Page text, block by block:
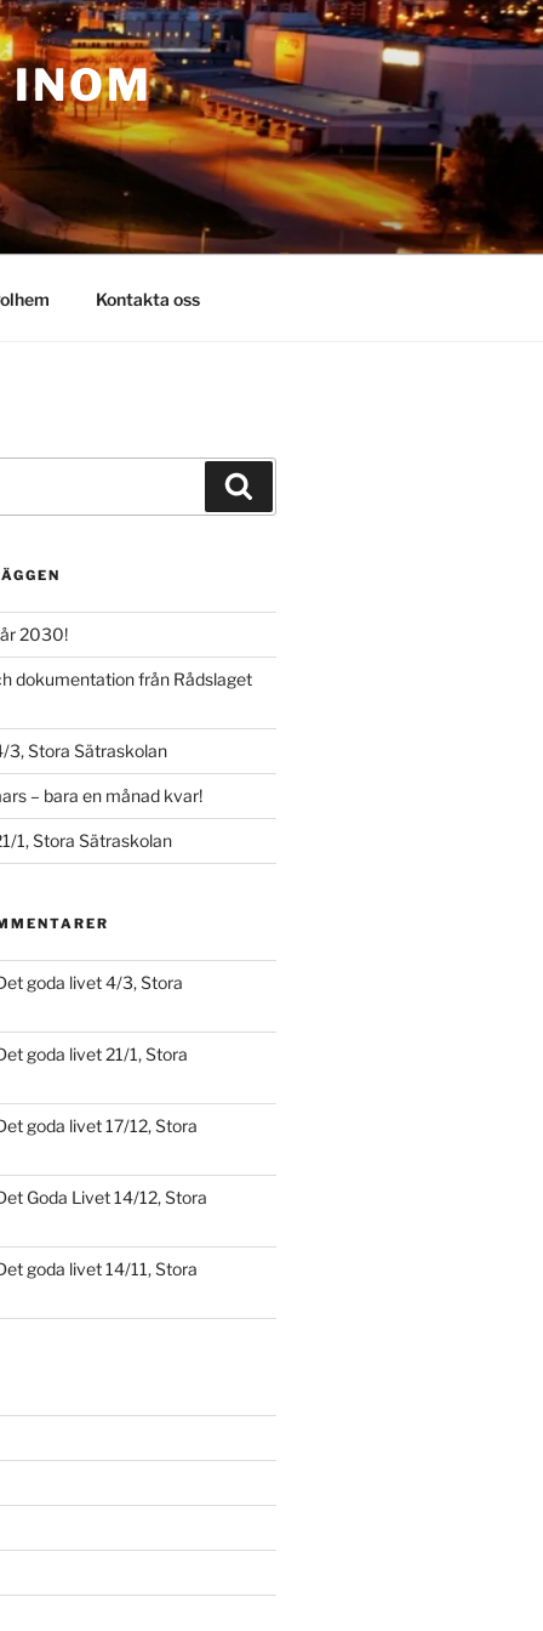
INOM
Kontakta oss
2030!
dokumentation från Rådslaget
3, Stora Sätraskolan
– bara en månad kvar!
1, Stora Sätraskolan
goda livet 4/3, Stora
goda livet 21/1, Stora
goda livet 17/12, Stora
Goda Livet 14/12, Stora
goda livet 14/11, Stora